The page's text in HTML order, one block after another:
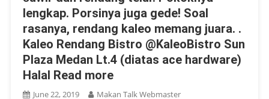
lengkap. Porsinya juga gede! Soal
rasanya, rendang kaleo memang juara. .
Kaleo Rendang Bistro @KaleoBistro Sun
Plaza Medan Lt.4 (diatas ace hardware)
Halal Read more
June 22, 2019 Makan Talk Webmaster